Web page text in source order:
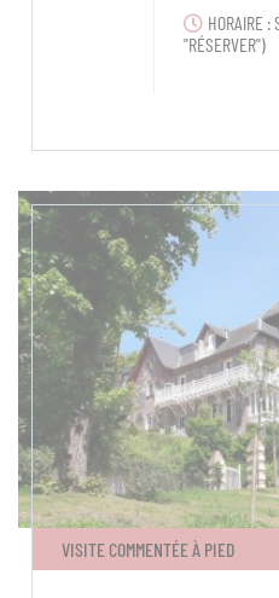
HORAIRE :
"RÉSERVER")
VISITE COMMENTÉE À PIED